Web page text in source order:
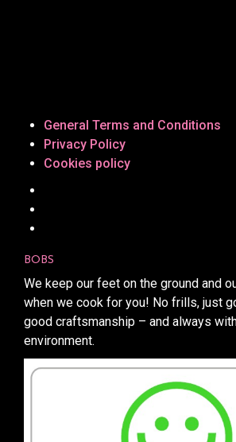
General Terms and Conditions
Privacy Policy
Cookies policy
BOBS
We keep our feet on the ground and
when we cook for you! No frills, just
good craftsmanship – and always
environment.